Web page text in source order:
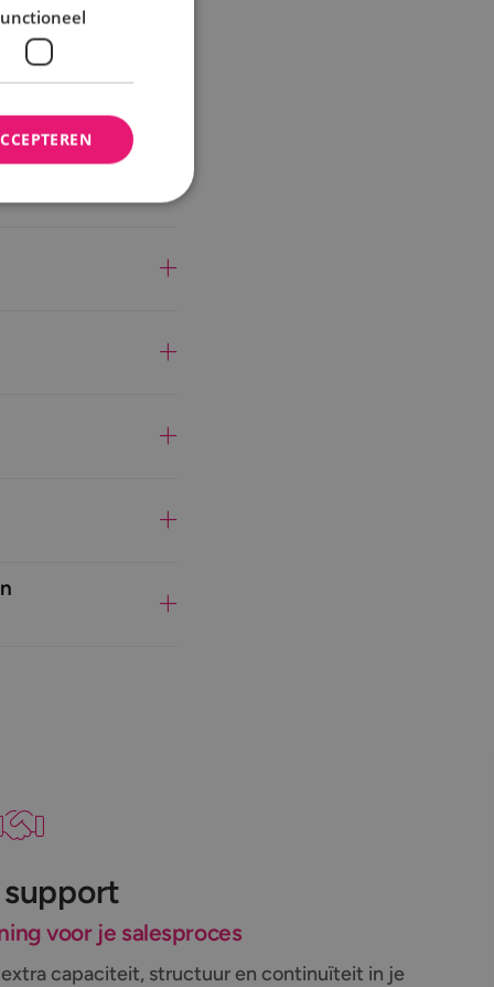
support
voor je salesproces
capaciteit, structuur en continuïteit in je